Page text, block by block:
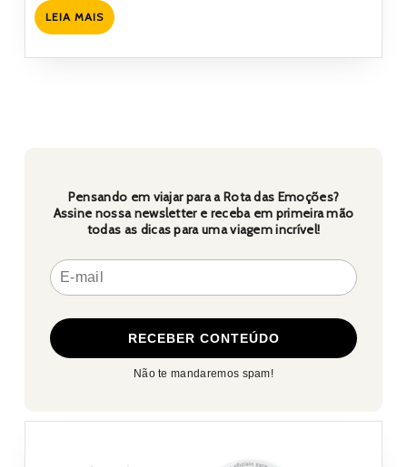
LEIA MAISLEIA
MAIS
Pensando em viajar para a Rota das Emoções?
Assine nossa newsletter e receba em primeira mão
todas as dicas para uma viagem incrível!
Não te mandaremos spam!